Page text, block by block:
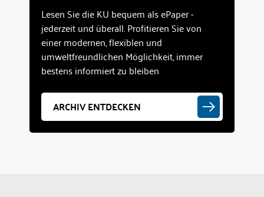
Lesen Sie die KU bequem als ePaper -
jederzeit und überall. Profitieren Sie von
einer modernen, flexiblen und
umweltfreundlichen Möglichkeit, immer
bestens informiert zu bleiben
ARCHIV ENTDECKEN